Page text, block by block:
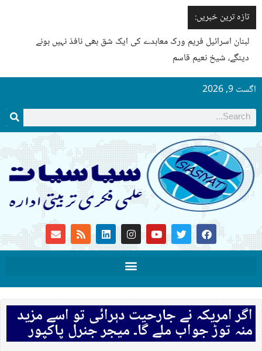
تازہ ترین خبریں:
لبنان اسرائیل فریم ورک معاہدے کی ایک شق بھی نافذ نہیں ہونے
دینگے، شیخ نعیم قاسم
اگست 9, 2026
اگر امریکہ نے جارحیت دہرائی تو اسے مزید
منہ توڑ جواب ملے گا۔ میجر جنرل پاکپور